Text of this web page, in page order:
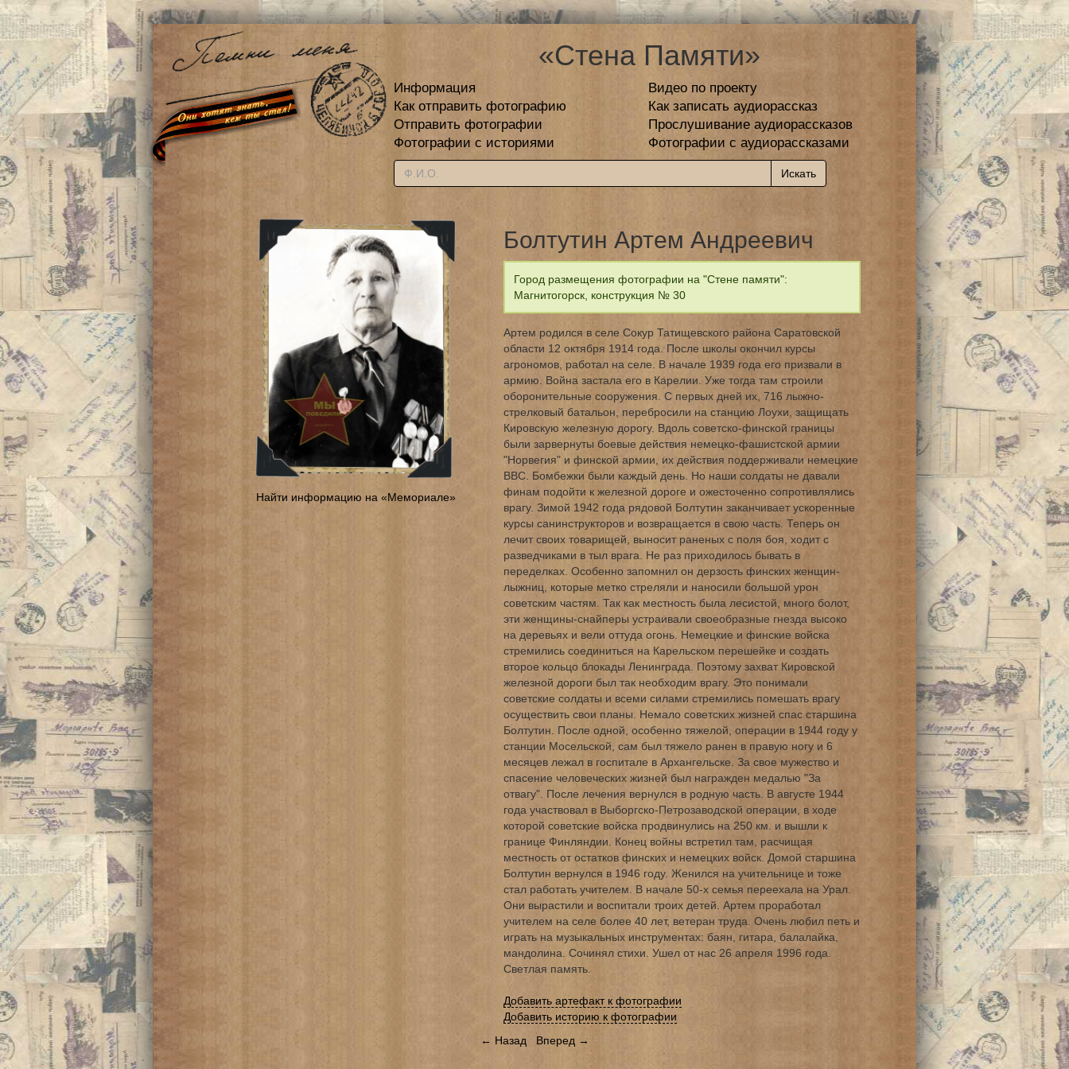
«Стена Памяти»
Информация
Видео по проекту
Как отправить фотографию
Как записать аудиорассказ
Отправить фотографии
Прослушивание аудиорассказов
Фотографии с историями
Фотографии с аудиорассказами
Найти информацию на «Мемориале»
Болтутин Артем Андреевич
Город размещения фотографии на "Стене памяти":
Магнитогорск, конструкция № 30
Артем родился в селе Сокур Татищевского района Саратовской
области 12 октября 1914 года. После школы окончил курсы
агрономов, работал на селе. В начале 1939 года его призвали в
армию. Война застала его в Карелии. Уже тогда там строили
оборонительные сооружения. С первых дней их, 716 лыжно-
стрелковый батальон, перебросили на станцию Лоухи, защищать
Кировскую железную дорогу. Вдоль советско-финской границы
были зарвернуты боевые действия немецко-фашистской армии
"Норвегия" и финской армии, их действия поддерживали немецкие
ВВС. Бомбежки были каждый день. Но наши солдаты не давали
финам подойти к железной дороге и ожесточенно сопротивлялись
врагу. Зимой 1942 года рядовой Болтутин заканчивает ускоренные
курсы санинструкторов и возвращается в свою часть. Теперь он
лечит своих товарищей, выносит раненых с поля боя, ходит с
разведчиками в тыл врага. Не раз приходилось бывать в
переделках. Особенно запомнил он дерзость финских женщин-
лыжниц, которые метко стреляли и наносили большой урон
советским частям. Так как местность была лесистой, много болот,
эти женщины-снайперы устраивали своеобразные гнезда высоко
на деревьях и вели оттуда огонь. Немецкие и финские войска
стремились соединиться на Карельском перешейке и создать
второе кольцо блокады Ленинграда. Поэтому захват Кировской
железной дороги был так необходим врагу. Это понимали
советские солдаты и всеми силами стремились помешать врагу
осуществить свои планы. Немало советских жизней спас старшина
Болтутин. После одной, особенно тяжелой, операции в 1944 году у
станции Мосельской, сам был тяжело ранен в правую ногу и 6
месяцев лежал в госпитале в Архангельске. За свое мужество и
спасение человеческих жизней был награжден медалью "За
отвагу". После лечения вернулся в родную часть. В августе 1944
года участвовал в Выборгско-Петрозаводской операции, в ходе
которой советские войска продвинулись на 250 км. и вышли к
границе Финляндии. Конец войны встретил там, расчищая
местность от остатков финских и немецких войск. Домой старшина
Болтутин вернулся в 1946 году. Женился на учительнице и тоже
стал работать учителем. В начале 50-х семья переехала на Урал.
Они вырастили и воспитали троих детей. Артем проработал
учителем на селе более 40 лет, ветеран труда. Очень любил петь и
играть на музыкальных инструментах: баян, гитара, балалайка,
мандолина. Сочинял стихи. Ушел от нас 26 апреля 1996 года.
Светлая память.
Добавить артефакт к фотографии
Добавить историю к фотографии
← Назад
Вперед →